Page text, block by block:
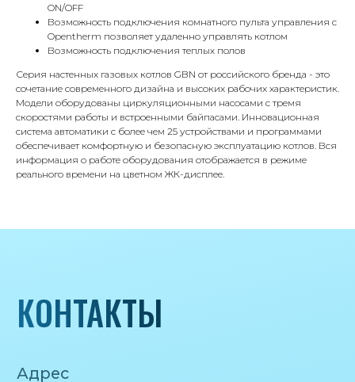
ON/OFF
Возможность подключения комнатного пульта управления с
Opentherm позволяет удаленно управлять котлом
Возможность подключения теплых полов
Серия настенных газовых котлов GBN от российского бренда - это
сочетание современного дизайна и высоких рабочих характеристик.
Модели оборудованы циркуляционными насосами с тремя
скоростями работы и встроенными байпасами. Инновационная
система автоматики с более чем 25 устройствами и программами
обеспечивает комфортную и безопасную эксплуатацию котлов. Вся
информация о работе оборудования отображается в режиме
реального времени на цветном ЖК-дисплее.
Телефон
8 495 233-79-79
Почта
iceicemarket@yandex.ru
8 985 233-79-79